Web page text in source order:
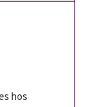
hos